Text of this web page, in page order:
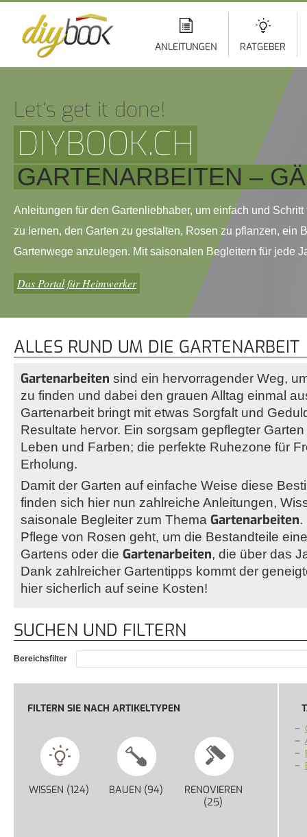
ANLEITUNGEN RATGEBER
Let‘s get it done!
DIYBOOK.CH
GARTENARBEITEN –
Anleitungen für den Gartenliebhaber, um einfach und Schritt
zu lernen, den Garten zu gestalten, Rosen zu pflanzen, ein
Gartenwege anzulegen. Mit saisonalen Begleitern für jede
Das Portal für Heimwerker
ALLES RUND UM DIE GARTENARBEIT
Gartenarbeiten sind ein hervorragender Weg,
zu finden und dabei den grauen Alltag einmal
Gartenarbeit bringt mit etwas Sorgfalt und
Resultate hervor. Ein sorgsam gepflegter
Leben und Farben; die perfekte Ruhezone für
Erholung.
Damit der Garten auf einfache Weise diese
finden sich hier nun zahlreiche Anleitungen,
saisonale Begleiter zum Thema Gartenarbeiten.
Pflege von Rosen geht, um die Bestandteile
Gartens oder die Gartenarbeiten, die über das
Dank zahlreicher Gartentipps kommt der
hier sicherlich auf seine Kosten!
SUCHEN UND FILTERN
Bereichsfilter
FILTERN SIE NACH ARTIKELTYPEN
WISSEN (124) APPLY WISSEN FILTER
BAUEN (94) APPLY BAUEN FILTER
RENOVIEREN
(25)